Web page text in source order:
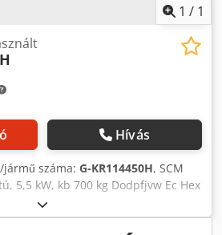
1 / 1
Hívás
jármű száma: G-KR114450H, SCM
5,5 kW, kb 700 kg Dodpfjvw Ec Hex
fenntartva, a hibák, a nyomtatási